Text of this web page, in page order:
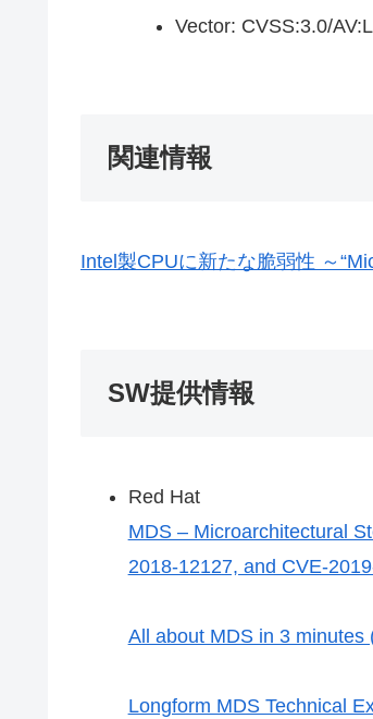
Vector: CVSS:3.0/
関連情報
Intel製CPUに新たな脆弱性 ～
SW提供情報
Red Hat
MDS – Microarchitectural
2018-12127, and CVE-
All about MDS in 3 minutes
Longform MDS Technical